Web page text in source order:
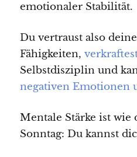
emotionaler Stabilität.
Du vertraust also
Fähigkeiten,
Selbstdisziplin und
negativen Emotionen
Mentale Stärke ist wie
Sonntag: Du kannst